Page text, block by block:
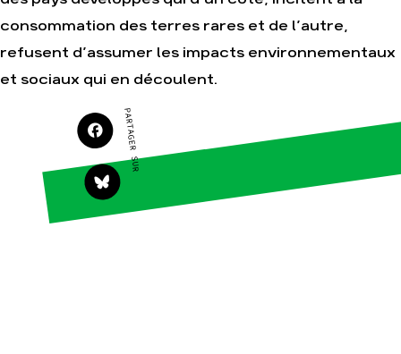
S'engager sur le
Agir au quotidien
Soutenir les
campagnes
Transmettre tout ou
partie de son
patrimoine
Finance
Forêts
consommation des terres rares et de l’autre,
refusent d’assumer les impacts environnementaux
et sociaux qui en découlent.
PARTAGER SUR